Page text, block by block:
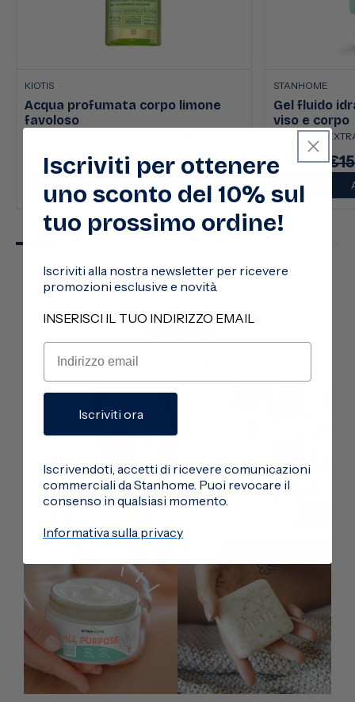
KIOTIS
Acqua profumata corpo limone
favoloso
Prezzo
€13,50
Prezzo
listino
€22,50
AGGIUNGI
STANHOME
Gel fluido
viso e corpo
AFTER SUN
Prezzo
€8,50
Seguici
@stanhomeitalia
Iscriviti per ottenere
uno sconto del 10% sul
tuo prossimo ordine!
Iscriviti alla nostra newsletter per ricevere
promozioni esclusive e novità.
INSERISCI IL TUO INDIRIZZO EMAIL
Iscriviti ora
Iscrivendoti, accetti di ricevere comunicazioni
commerciali da Stanhome. Puoi revocare il
consenso in qualsiasi momento.
Informativa sulla privacy